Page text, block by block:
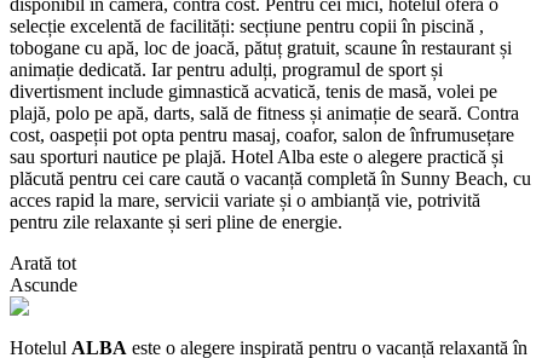
selecție excelentă de facilități: secțiune pentru copii în piscină ,
tobogane cu apă, loc de joacă, pătuț gratuit, scaune în restaurant și
animație dedicată. Iar pentru adulți, programul de sport și
divertisment include gimnastică acvatică, tenis de masă, volei pe
plajă, polo pe apă, darts, sală de fitness și animație de seară. Contra
cost, oaspeții pot opta pentru masaj, coafor, salon de înfrumusețare
sau sporturi nautice pe plajă. Hotel Alba este o alegere practică și
plăcută pentru cei care caută o vacanță completă în Sunny Beach, cu
acces rapid la mare, servicii variate și o ambianță vie, potrivită
pentru zile relaxante și seri pline de energie.
Arată tot
Ascunde
Hotelul ALBA este o alegere inspirată pentru o vacanță relaxantă în